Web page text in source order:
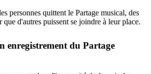
personnes quittent le Partage musical, des
que d'autres puissent se joindre à leur place.
enregistrement du Partage